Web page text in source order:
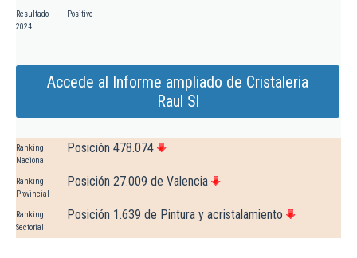
Resultado
2024
Positivo
Accede al Informe ampliado de Cristaleria
Raul Sl
Ranking
Nacional
Posición 478.074
Ranking
Provincial
Posición 27.009 de Valencia
Ranking
Sectorial
Posición 1.639 de Pintura y acristalamiento